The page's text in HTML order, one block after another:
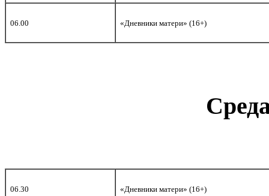
06.00 «Дневники матери» (16+)
06.30 «Дневники матери» (16+)